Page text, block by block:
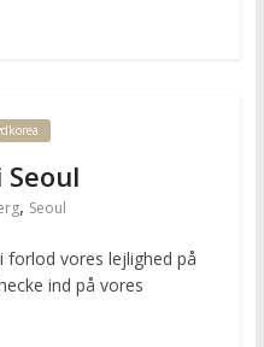
, Seoul
vores lejlighed på
ind på vores